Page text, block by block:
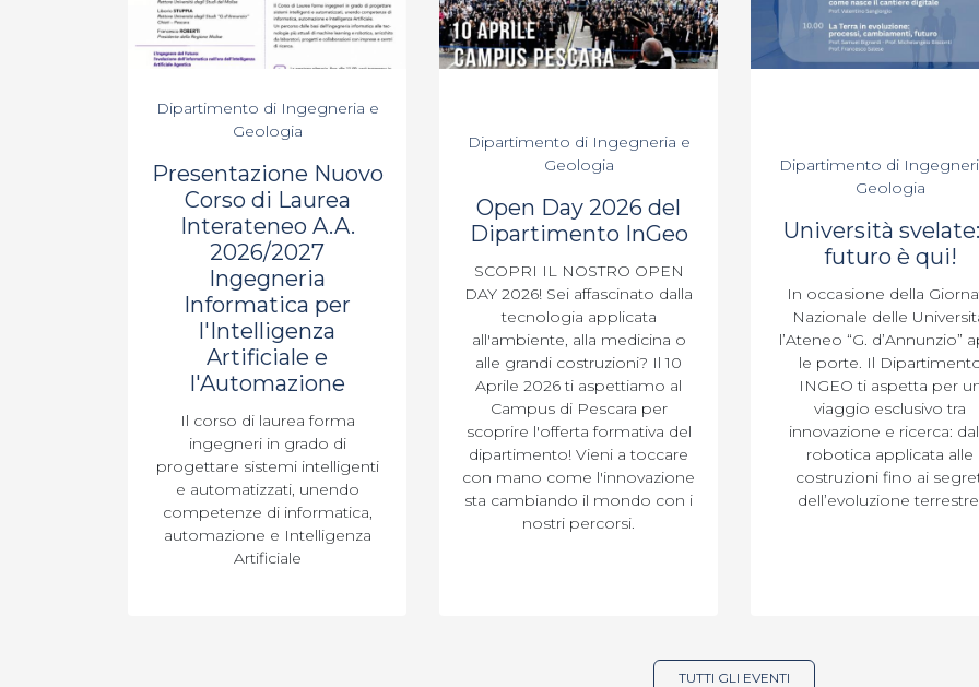
Dipartimento di Ingegneria e
Geologia
Presentazione Nuovo
Corso di Laurea
Interateneo A.A.
2026/2027
Ingegneria
Informatica per
l'Intelligenza
Artificiale e
l'Automazione
Il corso di laurea forma
ingegneri in grado di
progettare sistemi intelligenti
e automatizzati, unendo
competenze di informatica,
automazione e Intelligenza
Artificiale
Dipartimento di Ingegneria e
Geologia
Open Day 2026 del
Dipartimento InGeo
SCOPRI IL NOSTRO OPEN
DAY 2026! Sei affascinato dalla
tecnologia applicata
all'ambiente, alla medicina o
alle grandi costruzioni? Il 10
Aprile 2026 ti aspettiamo al
Campus di Pescara per
scoprire l'offerta formativa del
dipartimento! Vieni a toccare
con mano come l'innovazione
sta cambiando il mondo con i
nostri percorsi.
Dipartimento di
Geologia
Università
futuro è qui!
In occasione della
Nazionale delle
l’Ateneo “G. d’Annunzio”
le porte. Il
INGEO ti aspetta per
viaggio esclusivo tra
innovazione e ricerca:
robotica applicata alle
costruzioni fino ai
dell’evoluzione
TUTTI GLI EVENTI